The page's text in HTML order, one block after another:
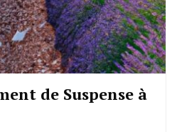
de Suspense à